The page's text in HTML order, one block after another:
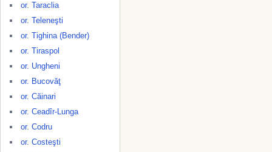
or. Taraclia
or. Teleneşti
or. Tighina (Bender)
or. Tiraspol
or. Ungheni
or. Bucovăţ
or. Căinari
or. Ceadîr-Lunga
or. Codru
or. Costeşti